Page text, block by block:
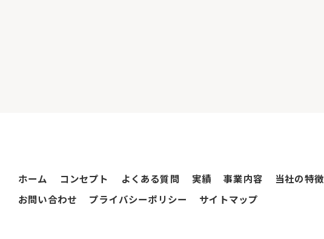
ホーム コンセプト よくある質問 実績 事業内容 当社の特徴
お問い合わせ
プライバシーポリシー サイトマップ